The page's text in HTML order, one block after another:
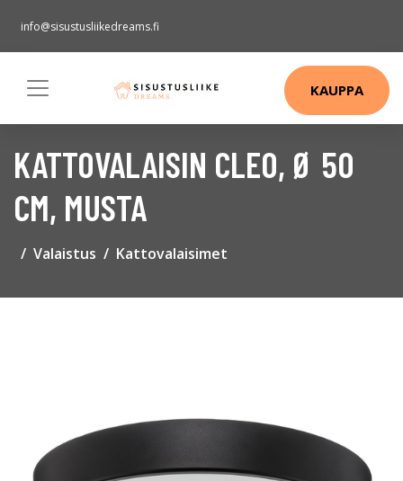
info@sisustusliikedreams.fi
KAUPPA
KATTOVALAISIN CLEO, Ø 50
CM, MUSTA
Valaistus Kattovalaisimet